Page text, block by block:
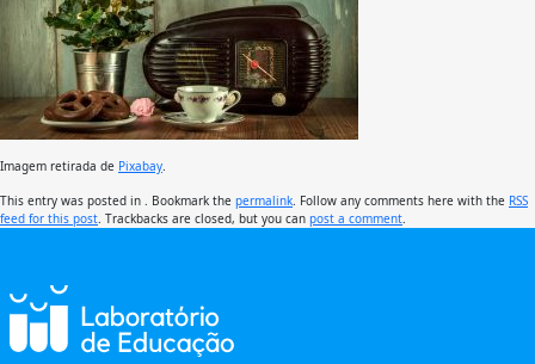
Imagem retirada de Pixabay
This entry was posted in . Bookmark the permalink . Follow any comments here with the RSS
feed for this post . Trackbacks are closed, but you can post a comment